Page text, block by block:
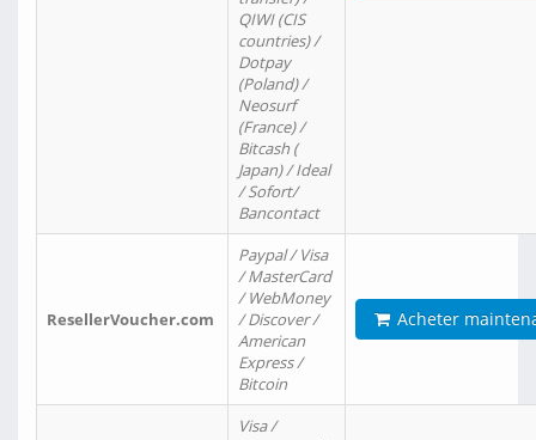
QIWI (CIS
countries) /
Dotpay
(Poland) /
Neosurf
(France) /
Bitcash (
Japan) / Ideal
/ Sofort/
Bancontact
ResellerVoucher.com
Paypal / Visa
/ MasterCard
/ WebMoney
/ Discover /
American
Express /
Bitcoin
Acheter
Visa /